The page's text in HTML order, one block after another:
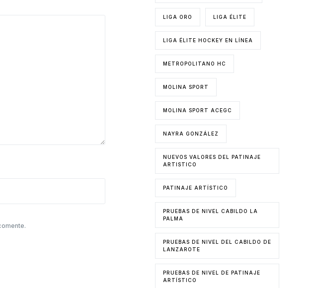
LIGA ORO LIGA ÉLITE
LIGA ÉLITE HOCKEY EN LÍNEA
METROPOLITANO HC
MOLINA SPORT
MOLINA SPORT ACEGC
NAYRA GONZÁLEZ
NUEVOS VALORES DEL PATINAJE
ARTISTICO
PATINAJE ARTÍSTICO
PRUEBAS DE NIVEL CABILDO LA
PALMA
PRUEBAS DE NIVEL DEL CABILDO DE
LANZAROTE
PRUEBAS DE NIVEL DE PATINAJE
ARTÍSTICO